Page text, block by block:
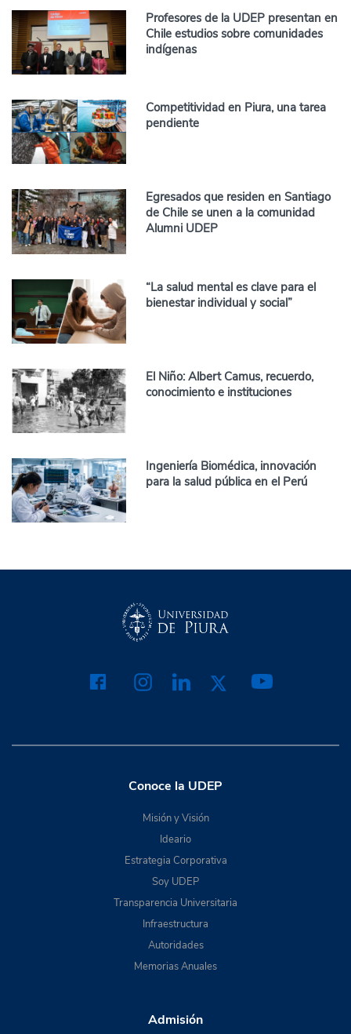
Profesores de la UDEP presentan en
Chile estudios sobre comunidades
indígenas
Competitividad en Piura, una tarea
pendiente
Egresados que residen en Santiago
de Chile se unen a la comunidad
Alumni UDEP
“La salud mental es clave para el
bienestar individual y social”
El Niño: Albert Camus, recuerdo,
conocimiento e instituciones
Ingeniería Biomédica, innovación
para la salud pública en el Perú
Conoce la UDEP
Misión y Visión
Ideario
Estrategia Corporativa
Soy UDEP
Transparencia Universitaria
Infraestructura
Autoridades
Memorias Anuales
Admisión